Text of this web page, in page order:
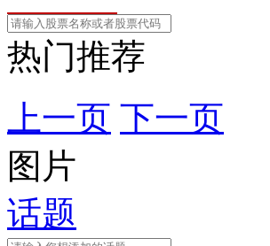
热门推荐
上一页 下一页
图片
话题